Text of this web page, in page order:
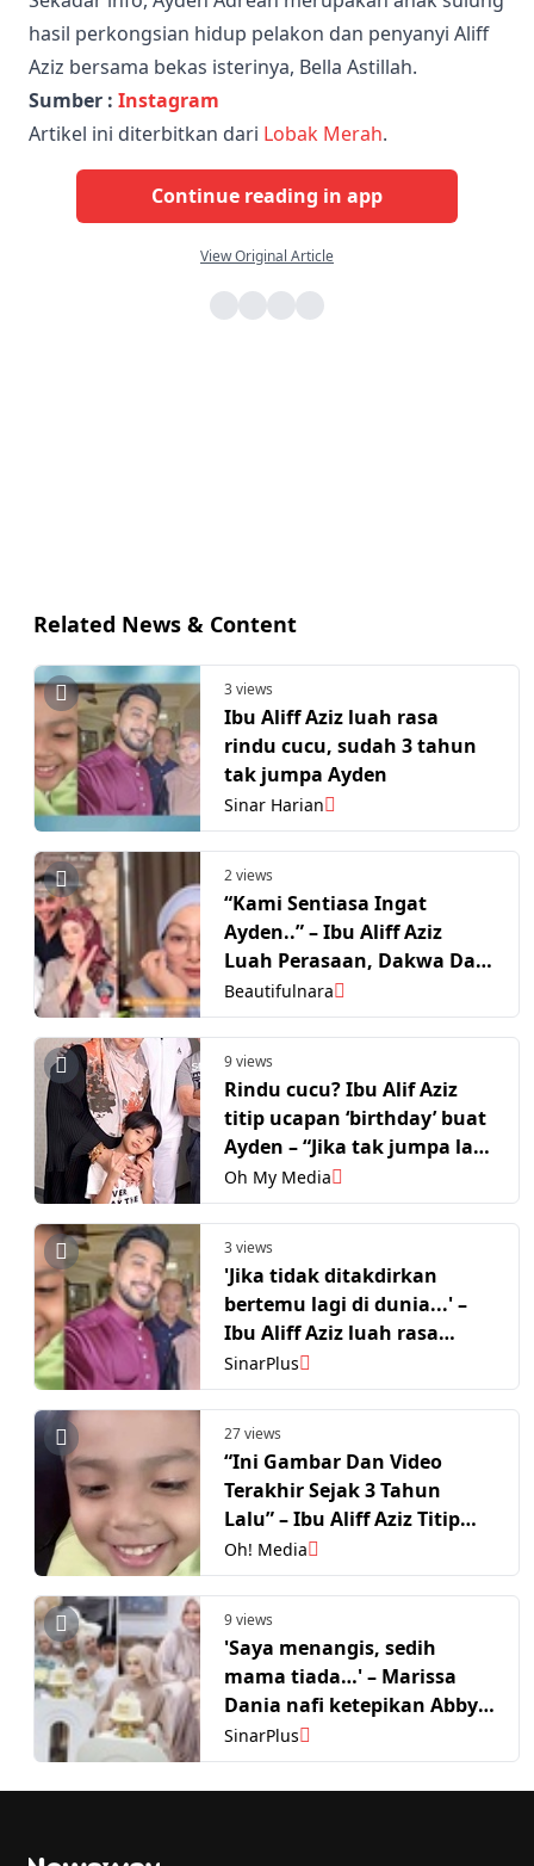
hasil perkongsian hidup pelakon dan penyanyi Aliff
Aziz bersama bekas isterinya, Bella Astillah.
Sumber : Instagram
Artikel ini diterbitkan dari Lobak Merah.
Continue reading in app
View Original Article
Related News & Content
3 views
Ibu Aliff Aziz luah rasa
rindu cucu, sudah 3 tahun
tak jumpa Ayden
Sinar Harian
2 views
“Kami Sentiasa Ingat
Ayden..” – Ibu Aliff Aziz
Luah Perasaan, Dakwa Dah
Tiga Tahun Tak Jumpa Cucu
Beautifulnara
9 views
Rindu cucu? Ibu Alif Aziz
titip ucapan ‘birthday’ buat
Ayden – “Jika tak jumpa lagi
di dunia…”
Oh My Media
3 views
'Jika tidak ditakdirkan
bertemu lagi di dunia...' –
Ibu Aliff Aziz luah rasa
rindu cucu, sudah 3 tahun
tak jumpa Ayden
SinarPlus
27 views
“Ini Gambar Dan Video
Terakhir Sejak 3 Tahun
Lalu” – Ibu Aliff Aziz Titip
Ucapan Hari Lahir Buat
Ayden
Oh! Media
9 views
'Saya menangis, sedih
mama tiada…' – Marissa
Dania nafi ketepikan Abby
Abadi, jawab isu mesej
‘forward’ & kongsi pesanan
abang
SinarPlus